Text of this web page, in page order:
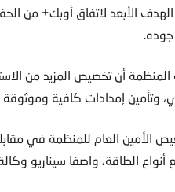
الأبعد لاتفاق أوبك+ من
المنظمة أن تخصيص المزيد من
وتأمين إمدادات كافية
الأمين العام للمنظمة في
أنواع الطاقة، واصفا سيناريو